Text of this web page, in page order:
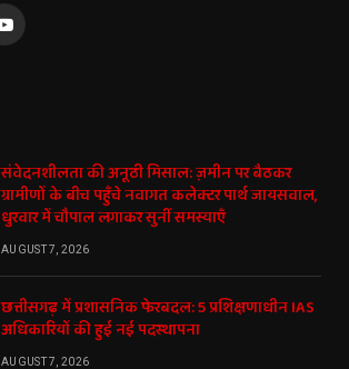
YouTube
संवेदनशीलता की अनूठी मिसाल: ज़मीन पर बैठकर
ग्रामीणों के बीच पहुँचे नवागत कलेक्टर पार्थ जायसवाल,
धुरवार में चौपाल लगाकर सुनीं समस्याएँ
AUGUST 7, 2026
छत्तीसगढ़ में प्रशासनिक फेरबदल: 5 प्रशिक्षणाधीन IAS
अधिकारियों की हुई नई पदस्थापना
AUGUST 7, 2026